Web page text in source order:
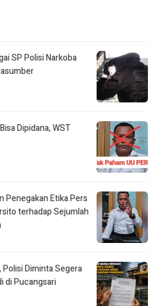
SP Polisi Narkoba
Dipidana, WST
Penegakan Etika Pers
terhadap Sejumlah
Diminta Segera
di Pucangsari